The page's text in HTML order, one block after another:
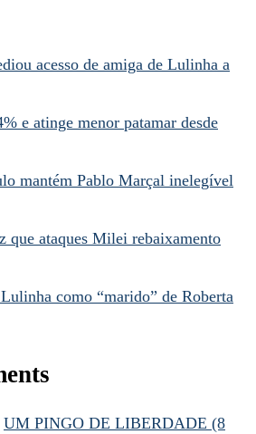
acesso de amiga de Lulinha a
e atinge menor patamar desde
mantém Pablo Marçal inelegível
que ataques Milei rebaixamento
como “marido” de Roberta
UM PINGO DE LIBERDADE (8